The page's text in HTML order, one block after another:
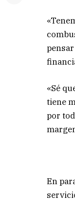
«Sé
tiene
por
En